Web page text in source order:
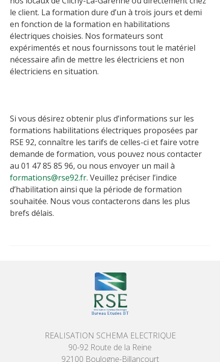
le client. La formation dure d’un à trois jours et demi
en fonction de la formation en habilitations
électriques choisies. Nos formateurs sont
expérimentés et nous fournissons tout le matériel
nécessaire afin de mettre les électriciens et non
électriciens en situation.
Si vous désirez obtenir plus d’informations sur les
formations habilitations électriques proposées par
RSE 92, connaître les tarifs de celles-ci et faire votre
demande de formation, vous pouvez nous contacter
au 01 47 85 85 96, ou nous envoyer un mail à
formations@rse92.fr. Veuillez préciser l’indice
d’habilitation ainsi que la période de formation
souhaitée. Nous vous contacterons dans les plus
brefs délais.
REALISATION SCHEMA ELECTRIQUE
90-92 Route de la Reine
92100 Boulogne-Billancourt